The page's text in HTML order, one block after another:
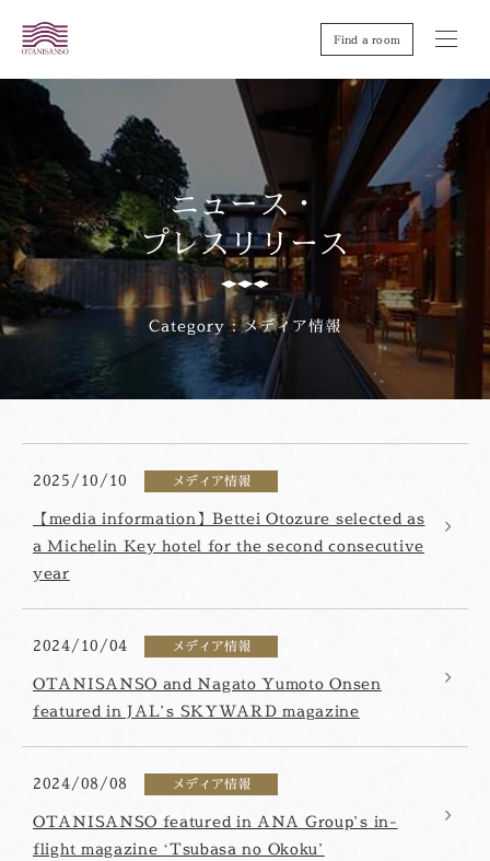
Find a room
ニュース・
プレスリリース
Category：メディア情報
2025/10/10 メディア情報
【media information】Bettei Otozure selected as
a Michelin Key hotel for the second consecutive
year
2024/10/04 メディア情報
OTANISANSO and Nagato Yumoto Onsen
featured in JAL’s SKYWARD magazine
2024/08/08 メディア情報
OTANISANSO featured in ANA Group’s in-
flight magazine ‘Tsubasa no Okoku’